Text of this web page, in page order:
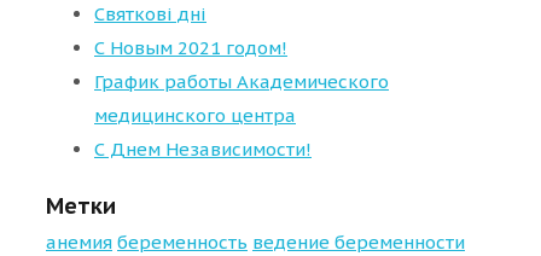
Святкові дні
С Новым 2021 годом!
График работы Академического
медицинского центра
С Днем Независимости!
Метки
анемия беременность ведение беременности